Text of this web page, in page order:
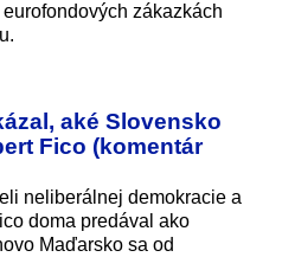
zákazkách
aké Slovensko
Fico (komentár
neliberálnej demokracie a
doma predával ako
Maďarsko sa od